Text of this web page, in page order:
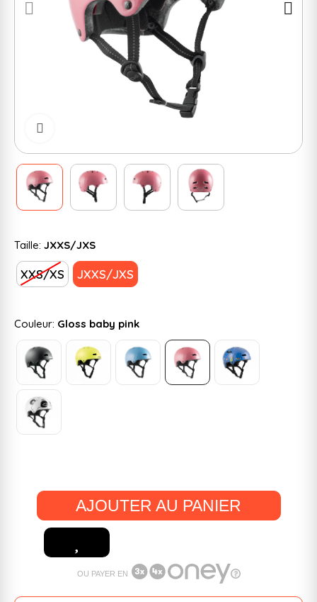
Taille: JXXS/JXS
XXS/XS JXXS/JXS
Couleur: Gloss baby pink
AJOUTER AU PANIER
OU PAYER EN